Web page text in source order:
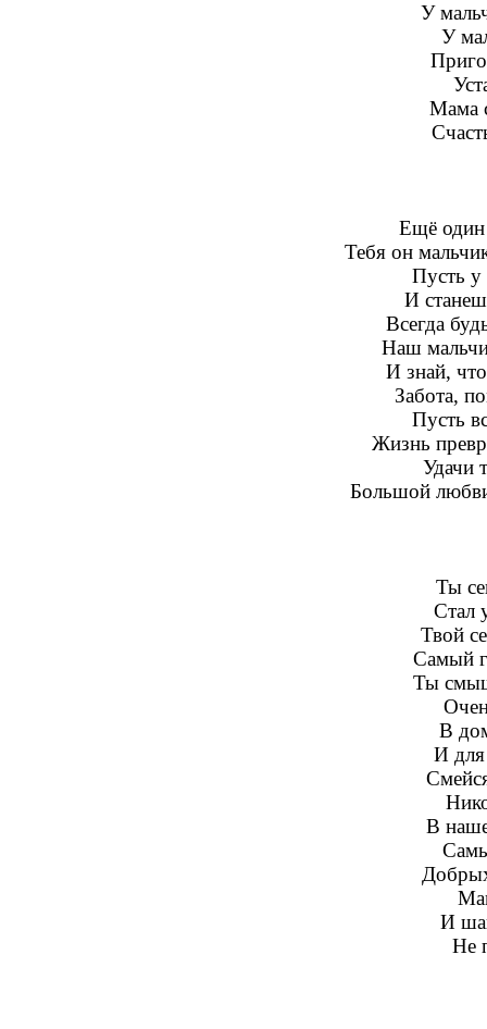
У
У
Мама
Ещё один
Тебя он
Пусть у
И
Всегда
Наш
И знай,
Забота,
Пусть
Жизнь
Удачи
Большой
Ты
Стал
Твой
Самый
Ты
В
И для
В
И
Не